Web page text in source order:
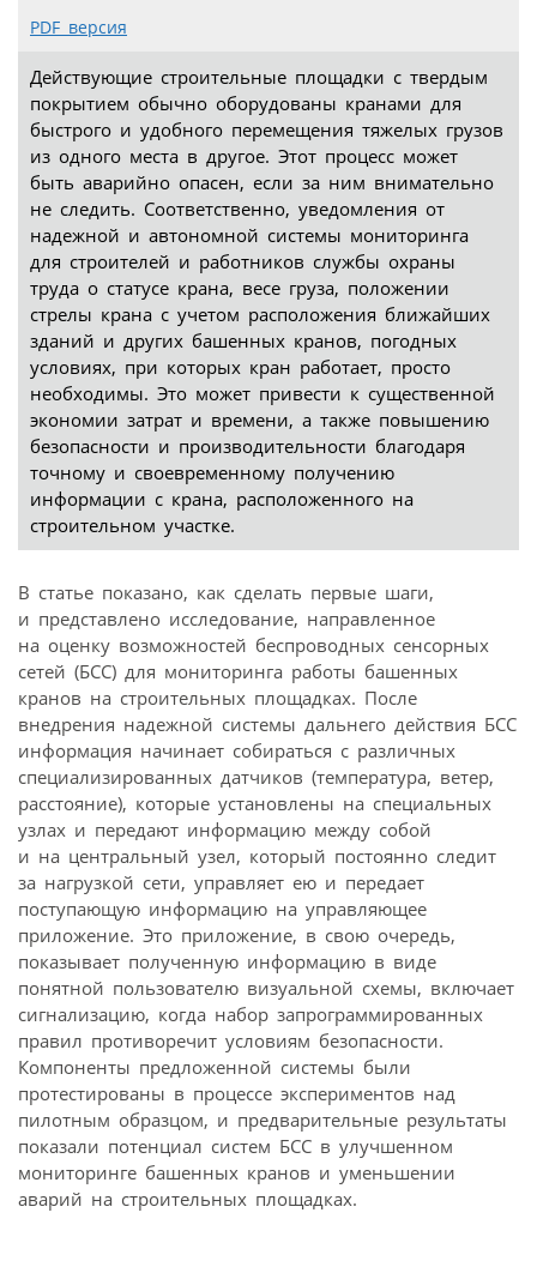
PDF версия
Действующие строительные площадки с твердым
покрытием обычно оборудованы кранами для
быстрого и удобного перемещения тяжелых грузов
из одного места в другое. Этот процесс может
быть аварийно опасен, если за ним внимательно
не следить. Соответственно, уведомления от
надежной и автономной системы мониторинга
для строителей и работников службы охраны
труда о статусе крана, весе груза, положении
стрелы крана с учетом расположения ближайших
зданий и других башенных кранов, погодных
условиях, при которых кран работает, просто
необходимы. Это может привести к существенной
экономии затрат и времени, а также повышению
безопасности и производительности благодаря
точному и своевременному получению
информации с крана, расположенного на
строительном участке.
В статье показано, как сделать первые шаги,
и представлено исследование, направленное
на оценку возможностей беспроводных сенсорных
сетей (БСС) для мониторинга работы башенных
кранов на строительных площадках. После
внедрения надежной системы дальнего действия БСС
информация начинает собираться с различных
специализированных датчиков (температура, ветер,
расстояние), которые установлены на специальных
узлах и передают информацию между собой
и на центральный узел, который постоянно следит
за нагрузкой сети, управляет ею и передает
поступающую информацию на управляющее
приложение. Это приложение, в свою очередь,
показывает полученную информацию в виде
понятной пользователю визуальной схемы, включает
сигнализацию, когда набор запрограммированных
правил противоречит условиям безопасности.
Компоненты предложенной системы были
протестированы в процессе экспериментов над
пилотным образцом, и предварительные результаты
показали потенциал систем БСС в улучшенном
мониторинге башенных кранов и уменьшении
аварий на строительных площадках.